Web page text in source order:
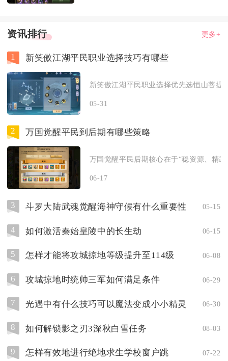
资讯排行 更多+
1 新笑傲江湖平民职业选择技巧有哪些
新笑傲江湖平民职业选择优先选恒山菩提
05-31
2 万国觉醒平民到后期有哪些策略
万国觉醒平民后期核心在于“稳资源、精
06-17
3 斗罗大陆武魂觉醒海神守候有什么重要性 05-15
4 如何激活秦始皇陵中的长生劫 06-15
5 怎样才能将攻城掠地等级提升至114级 06-08
6 攻城掠地时统帅三军如何满足条件 06-29
7 光遇中有什么技巧可以魔法变成小小精灵 06-30
8 如何解锁影之刃3深秋白雪任务 08-03
9 怎样有效地进行绝地求生学校窗户跳 07-22